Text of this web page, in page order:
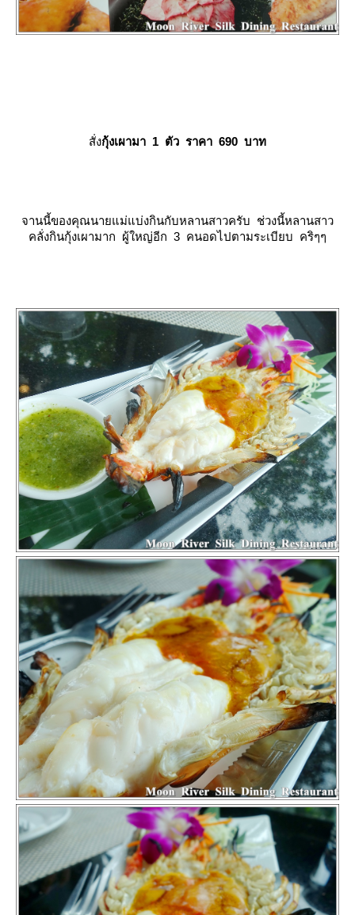
สั่งกุ้งเผามา 1 ตัว ราคา 690 บาท
จานนี้ของคุณนายแม่แบ่งกินกับหลานสาวครับ ช่วงนี้หลานสาว
คลั่งกินกุ้งเผามาก ผู้ใหญ่อีก 3 คนอดไปตามระเบียบ คริๆๆ